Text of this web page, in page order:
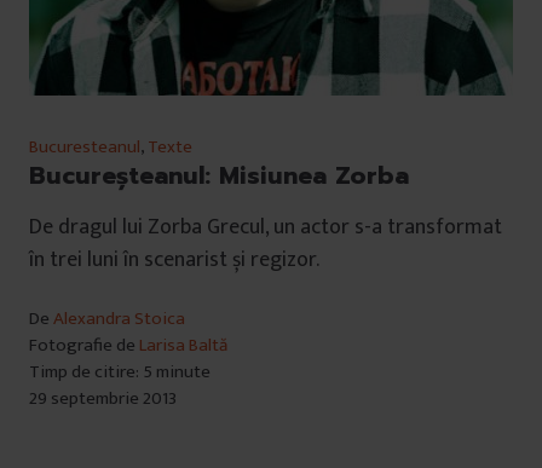
Bucuresteanul,Texte
Bucureşteanul: Misiunea Zorba
De dragul lui Zorba Grecul, un actor s-a transformat
în trei luni în scenarist și regizor.
DeAlexandra Stoica
Fotografie de Larisa Baltă
Timp de citire: 5 minute
29 septembrie 2013